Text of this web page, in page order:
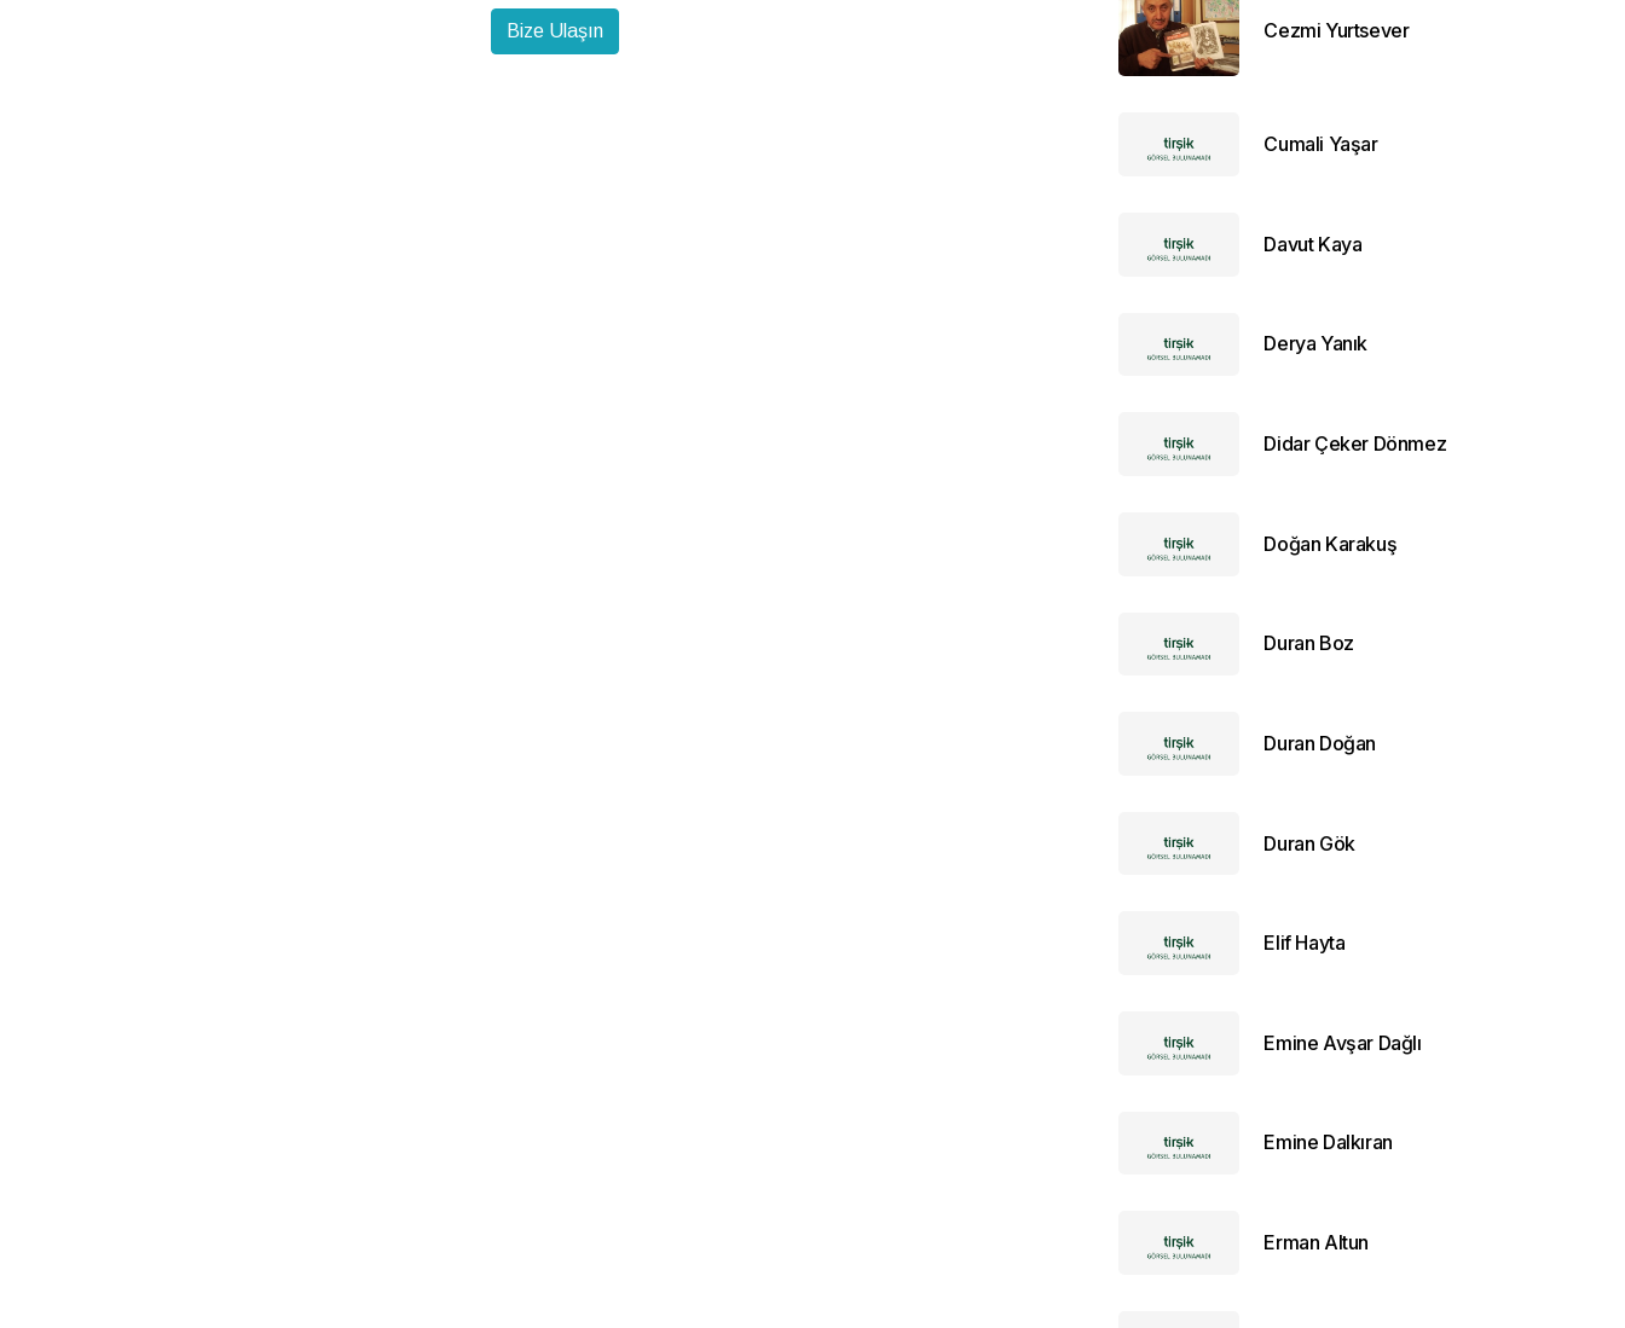
Bize Ulaşın Cezmi Yurtsever
Cumali Yaşar
Davut Kaya
Derya Yanık
Didar Çeker Dönmez
Doğan Karakuş
Duran Boz
Duran Doğan
Duran Gök
Elif Hayta
Emine Avşar Dağlı
Emine Dalkıran
Erman Altun